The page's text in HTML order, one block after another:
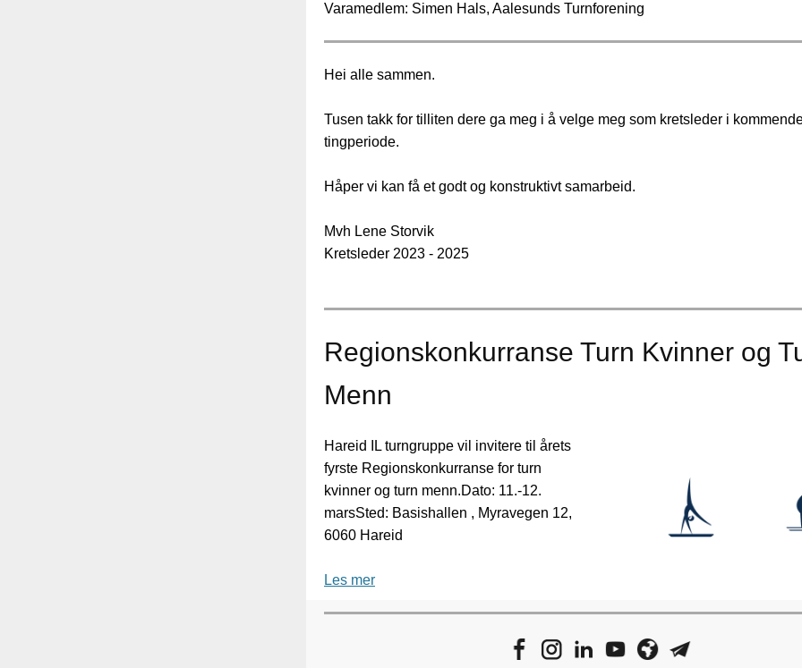
Varamedlem: Simen Hals, Aalesunds Turnforening
Hei alle sammen.
Tusen takk for tilliten dere ga meg i å velge meg som kretsleder i
tingperiode.
Håper vi kan få et godt og konstruktivt samarbeid.
Mvh Lene Storvik
Kretsleder 2023 - 2025
Regionskonkurranse Turn Kvinner og
Menn
Hareid IL turngruppe vil invitere til årets
fyrste Regionskonkurranse for turn
kvinner og turn menn.Dato: 11.-12.
marsSted: Basishallen , Myravegen 12,
6060 Hareid
Les mer